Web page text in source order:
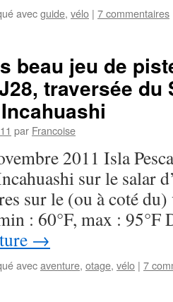
avecguide, vélo | 7 commentaires
beau jeu de
traversée du
par Francoise
2011 Isla
sur le salar
sur le (ou à coté
: 60°F, max :
→
avecaventure, otage, vélo | 7